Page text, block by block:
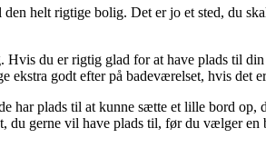
helt rigtige bolig. Det er jo et sted, du
Hvis du er rigtig glad for at have plads til din
godt efter på badeværelset, hvis det
har plads til at kunne sætte et lille bord
du gerne vil have plads til, før du vælger en